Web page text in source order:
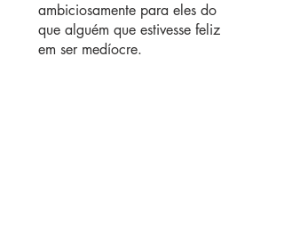
ambiciosamente para eles do
que alguém que estivesse feliz
em ser medíocre.